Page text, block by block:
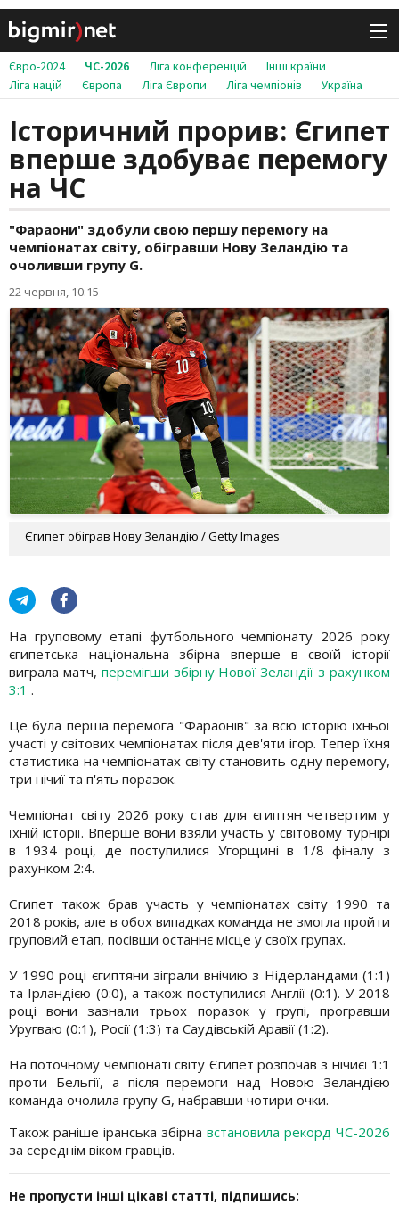
Євро-2024 ЧС-2026 Ліга конференцій
Інші країни
Ліга націй
Європа Ліга Європи Ліга чемпіонів Україна
Історичний прорив: Єгипет
вперше здобуває перемогу
на ЧС
"Фараони" здобули свою першу перемогу на
чемпіонатах світу, обігравши Нову Зеландію та
очоливши групу G.
22 червня, 10:15
Єгипет обіграв Нову Зеландію / Getty Images
На груповому етапі футбольного чемпіонату 2026 року
єгипетська національна збірна вперше в своїй історії
виграла матч, перемігши збірну Нової Зеландії з рахунком
3:1 .
Це була перша перемога "Фараонів" за всю історію їхньої
участі у світових чемпіонатах після дев'яти ігор. Тепер їхня
статистика на чемпіонатах світу становить одну перемогу,
три нічиї та п'ять поразок.
Чемпіонат світу 2026 року став для єгиптян четвертим у
їхній історії. Вперше вони взяли участь у світовому турнірі
в 1934 році, де поступилися Угорщині в 1/8 фіналу з
рахунком 2:4.
Єгипет також брав участь у чемпіонатах світу 1990 та
2018 років, але в обох випадках команда не змогла пройти
груповий етап, посівши останнє місце у своїх групах.
У 1990 році єгиптяни зіграли внічию з Нідерландами (1:1)
та Ірландією (0:0), а також поступилися Англії (0:1). У 2018
році вони зазнали трьох поразок у групі, програвши
Уругваю (0:1), Росії (1:3) та Саудівській Аравії (1:2).
На поточному чемпіонаті світу Єгипет розпочав з нічиєї 1:1
проти Бельгії, а після перемоги над Новою Зеландією
команда очолила групу G, набравши чотири очки.
Також раніше іранська збірна встановила рекорд ЧС-2026
за середнім віком гравців.
Не пропусти інші цікаві статті, підпишись: